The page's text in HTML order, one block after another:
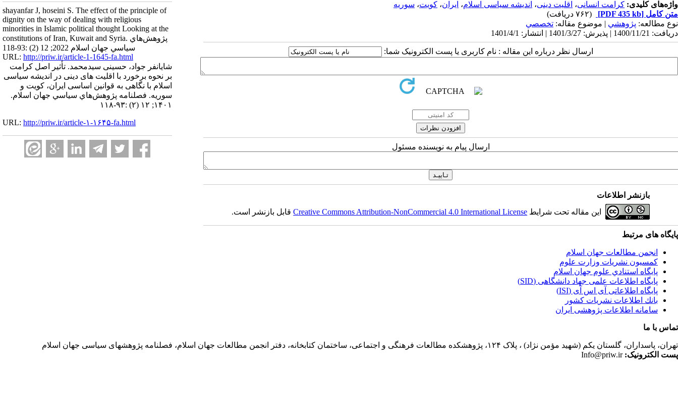
shayanfar J, hoseini S. The effect of the principle of
dignity on the way of dealing with religious
minorities in Islamic political thought Looking at the
constitutions of Iran, Kuwait and Syria. پژوهش‌هاي
سياسي جهان اسلام 2022; 12 (2) :93-118
URL: http://priw.ir/article-1-1645-fa.html
شایانفر جواد، حسینی سیدمحمد. تأثیر اصل کرامت
بر نحوه برخورد با اقلیت های دینی در اندیشه سیاسی
اسلام با نگاهی به قوانین اساسی ایران، کویت و
سوریه. فصلنامه پژوهش‌هاي سياسي جهان اسلام.
۱۴۰۱; ۱۲ (۲) :۹۳-۱۱۸
URL: http://priw.ir/article-۱-۱۶۴۵-fa.html
واژه‌های کلیدی: کرامت انسانی، اقلیت دینی، اندیشه سیاسی اسلام، ایران، کویت، سوریه
متن کامل [PDF 435 kb]
(۷۶۲ دریافت)
نوع مطالعه: پژوهشي | موضوع مقاله: تخصصي
دریافت: 1400/11/21 | پذیرش: 1401/3/27 | انتشار: 1401/4/1
ارسال نظر درباره این مقاله : نام کاربری یا پست الکترونیک شما:
ارسال پیام به نویسنده مسئول
بازنشر اطلاعات
این مقاله تحت شرایط Creative Commons Attribution-NonCommercial 4.0 International Licenseقابل بازنشر است.
پایگاه های مرتبط
انجمن مطالعات جهان اسلام
کمسیون نشریات وزارت علوم
پايگاه استنادي علوم جهان اسلام
پایگاه اطلاعات علمی جهاد دانشگاهی (SID)
پایگاه اطلاعاتی آی اس آی (ISI)
بانك اطلاعات نشريات كشور
سامانه اطلاعات پژوهشی ایران
تماس با ما
تهران، پاسداران، گلستان یکم (شهید مؤمن نژاد) ، پلاک ۱۲۴، پژوهشکده مطالعات فرهنگی و اجتماعی، ساختمان کتابخانه، دفتر انجمن مطالعات جهان اسلام، فصلنامه پژوهشهای سیاسی جهان اسلام
پست الکترونیک:Info@priw.ir